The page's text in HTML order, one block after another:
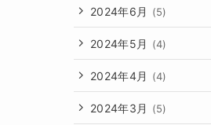
2024年6月 (5)
2024年5月 (4)
2024年4月 (4)
2024年3月 (5)